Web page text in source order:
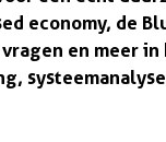
economy, de
en meer